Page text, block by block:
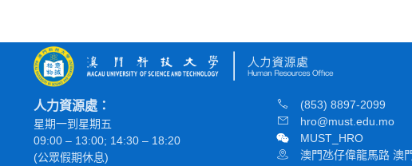
人力資源處：
星期一到星期五
09:00 – 13:00; 14:30 – 18:20
(公眾假期休息)
(853) 8897-2099
hro@must.edu.mo
MUST_HRO
澳門氹仔偉龍馬路 澳